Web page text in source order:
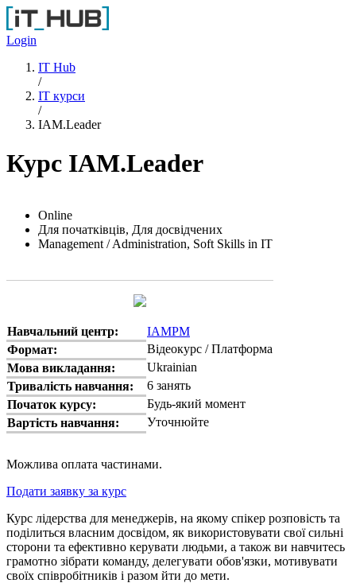
Перейти до основного вмісту
Login
IT Hub
/
IT курси
/
IAM.Leader
Курс IAM.Leader
Online
Для початківців, Для досвідчених
Management / Administration, Soft Skills in IT
Навчальний центр:
IAMPM
Формат:
Відеокурс / Платформа
Мова викладання:
Ukrainian
Тривалість навчання:
6 занять
Початок курсу:
Будь-який момент
Вартість навчання:
Уточнюйте
Можлива оплата частинами.
Подати заявку за курс
Курс лідерства для менеджерів, на якому спікер розповість та
поділиться власним досвідом, як використовувати свої сильні
сторони та ефективно керувати людьми, а також ви навчитесь
грамотно зібрати команду, делегувати обов'язки, мотивувати
своїх співробітників і разом йти до мети.